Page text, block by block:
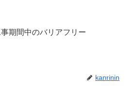
期間中のバリアフリー
kanrinin